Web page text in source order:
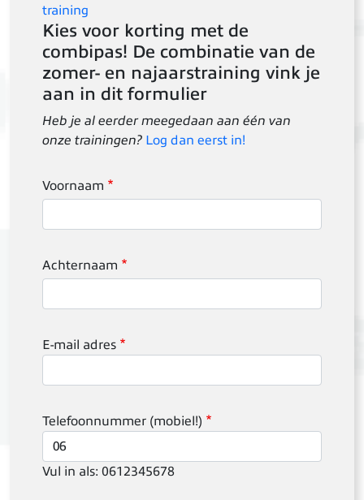
training
Kies voor korting met de
combipas! De combinatie van de
zomer- en najaarstraining vink je
aan in dit formulier
Heb je al eerder meegedaan aan één van
onze trainingen? Log dan eerst in!
Voornaam
Achternaam
E-mail adres
Telefoonnummer (mobiel!)
Vul in als: 0612345678